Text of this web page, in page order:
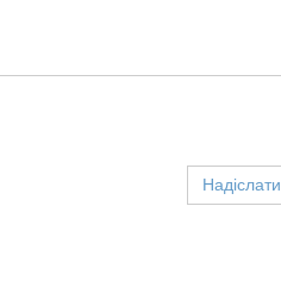
Надіслати